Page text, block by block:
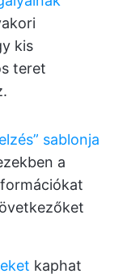
kis
teret
sablonja
a
kaphat